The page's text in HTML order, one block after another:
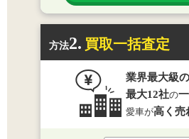
方法2. 買取一括査定
業界最大級
最大12社の
愛車が高く売